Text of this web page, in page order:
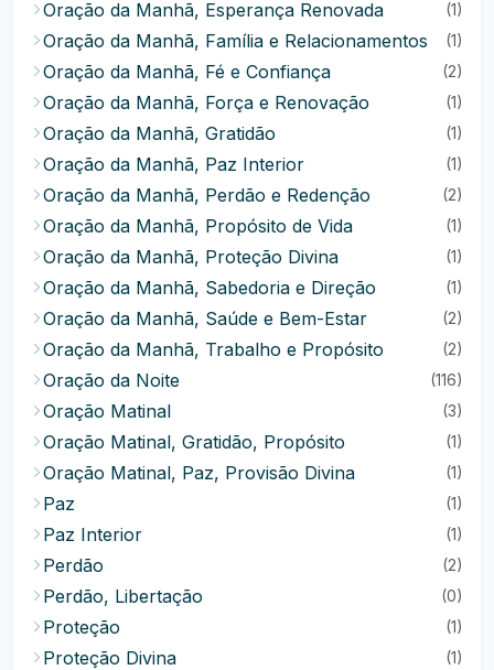
Oração da Manhã, Esperança Renovada (1)
Oração da Manhã, Família e Relacionamentos (1)
Oração da Manhã, Fé e Confiança (2)
Oração da Manhã, Força e Renovação (1)
Oração da Manhã, Gratidão (1)
Oração da Manhã, Paz Interior (1)
Oração da Manhã, Perdão e Redenção (2)
Oração da Manhã, Propósito de Vida (1)
Oração da Manhã, Proteção Divina (1)
Oração da Manhã, Sabedoria e Direção (1)
Oração da Manhã, Saúde e Bem-Estar (2)
Oração da Manhã, Trabalho e Propósito (2)
Oração da Noite (116)
Oração Matinal (3)
Oração Matinal, Gratidão, Propósito (1)
Oração Matinal, Paz, Provisão Divina (1)
Paz (1)
Paz Interior (1)
Perdão (2)
Perdão, Libertação (0)
Proteção (1)
Proteção Divina (1)